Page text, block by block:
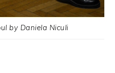
by Daniela Niculi